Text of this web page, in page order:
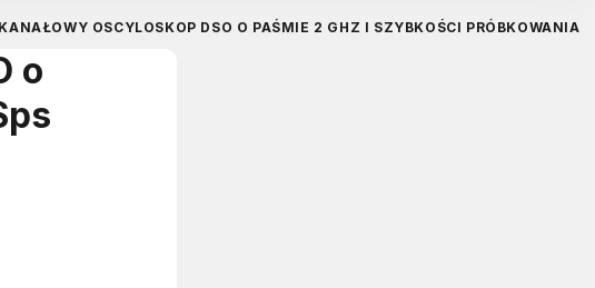
OSCYLOSKOP DSO O PAŚMIE 2 GHZ I SZYBKOŚCI PRÓBKOWANIA 5
o